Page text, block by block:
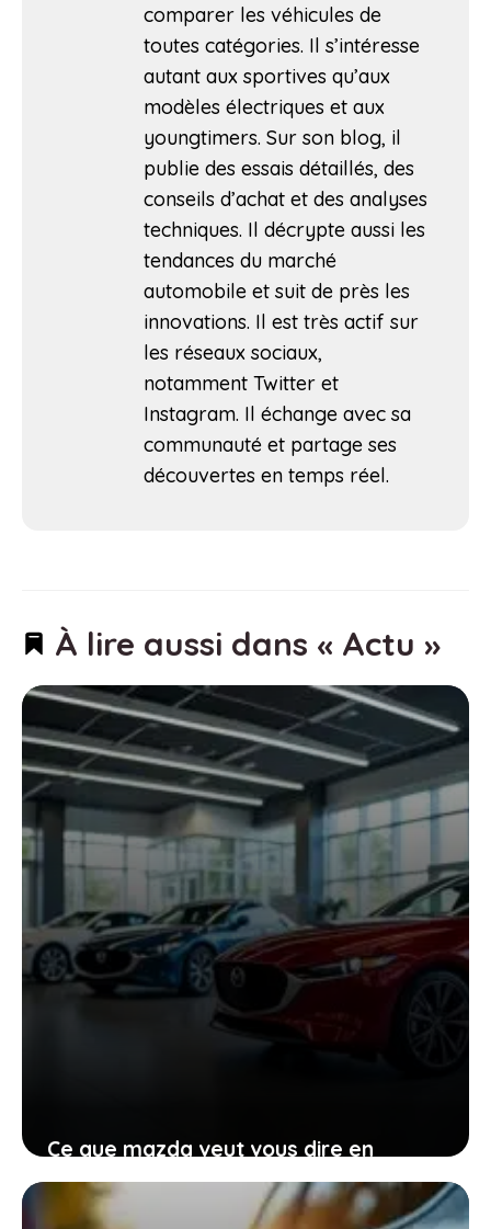
comparer les véhicules de
toutes catégories. Il s’intéresse
autant aux sportives qu’aux
modèles électriques et aux
youngtimers. Sur son blog, il
publie des essais détaillés, des
conseils d’achat et des analyses
techniques. Il décrypte aussi les
tendances du marché
automobile et suit de près les
innovations. Il est très actif sur
les réseaux sociaux,
notamment Twitter et
Instagram. Il échange avec sa
communauté et partage ses
découvertes en temps réel.
À lire aussi dans « Actu »
Ce que mazda veut vous dire en
renonçant provisoirement à
l’électrique total